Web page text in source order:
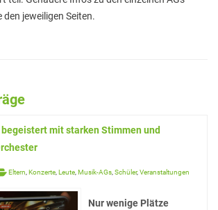
am Schulleben
jeweiligen Seiten.
mit starken Stimmen und
Eltern,Konzerte,Leute,Musik-AGs,Schüler,Veranstaltungen
Nur wenige Plätze